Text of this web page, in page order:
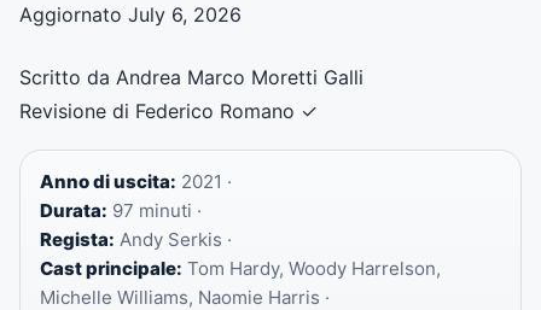
Aggiornato July 6, 2026
Scritto da Andrea Marco Moretti Galli
Revisione di Federico Romano ✓
Anno di uscita: 2021 ·
Durata: 97 minuti ·
Regista: Andy Serkis ·
Cast principale: Tom Hardy, Woody Harrelson,
Michelle Williams, Naomie Harris ·